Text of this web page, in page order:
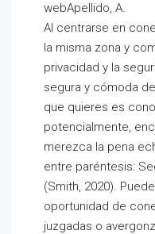
webApellido, A.
Al centrarse en
la misma zona y
privacidad y la
segura y cómoda
que quieres es
potencialmente,
merezca la pena
entre paréntesis:
(Smith, 2020).
oportunidad de
juzgadas o